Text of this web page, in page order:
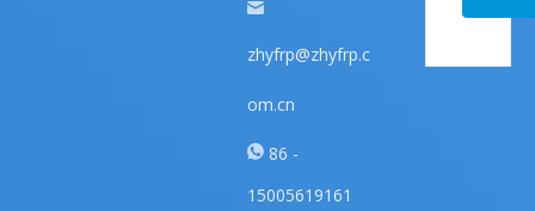
zhyfrp@zhyfrp.c
om.cn
86 -
15005619161